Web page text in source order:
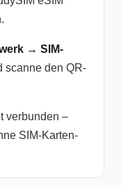
→ SIM-
scanne den QR-
verbunden –
SIM-Karten-